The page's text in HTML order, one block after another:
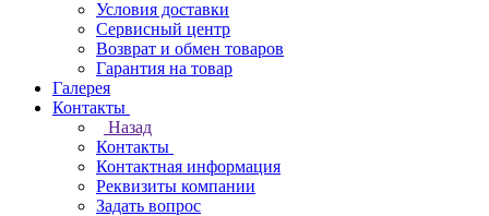
Условия доставки
Сервисный центр
Возврат и обмен товаров
Гарантия на товар
Галерея
Контакты
Назад
Контакты
Контактная информация
Реквизиты компании
Задать вопрос